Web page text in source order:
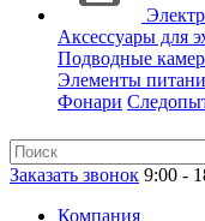
Аксессуары для
Подводные
Элементы
Фонари
Заказать звонок 9:00 -
Компания